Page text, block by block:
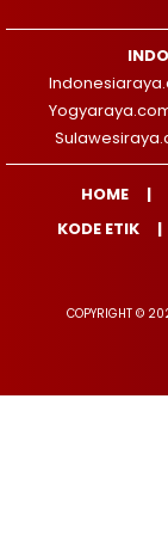
HOME
KODE ETIK
COPYRIGHT ©